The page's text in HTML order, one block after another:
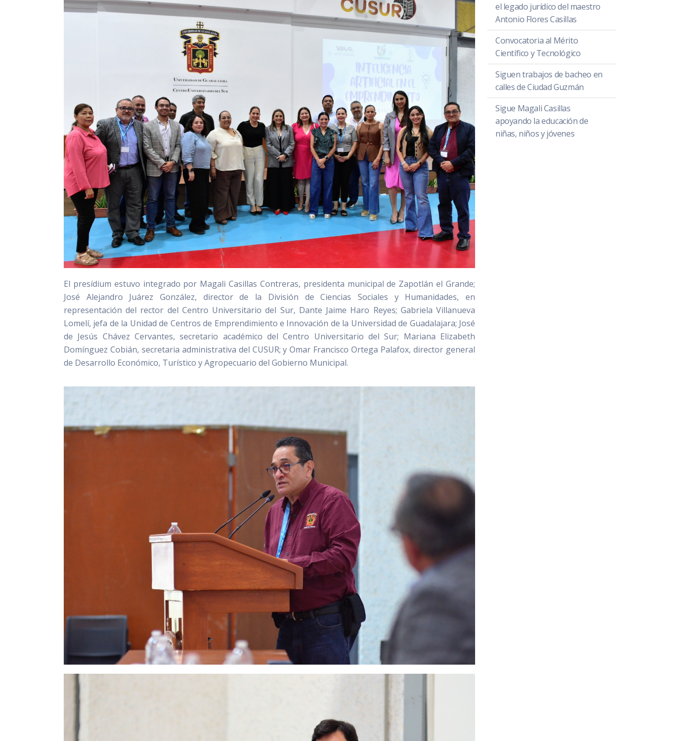
El presídium estuvo integrado por Magali Casillas Contreras, presidenta municipal de Zapotlán el Grande;
José Alejandro Juárez González, director de la División de Ciencias Sociales y Humanidades, en
representación del rector del Centro Universitario del Sur, Dante Jaime Haro Reyes; Gabriela Villanueva
Lomelí, jefa de la Unidad de Centros de Emprendimiento e Innovación de la Universidad de Guadalajara; José
de Jesús Chávez Cervantes, secretario académico del Centro Universitario del Sur; Mariana Elizabeth
Domínguez Cobián, secretaria administrativa del CUSUR; y Omar Francisco Ortega Palafox, director general
de Desarrollo Económico, Turístico y Agropecuario del Gobierno Municipal.
el legado jurídico del maestro
Antonio Flores Casillas
Convocatoria al Mérito
Científico y Tecnológico
Siguen trabajos de bacheo en
calles de Ciudad Guzmán
Sigue Magali Casillas
apoyando la educación de
niñas, niños y jóvenes